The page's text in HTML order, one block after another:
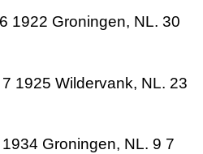
1922 Groningen, NL. 30
1925 Wildervank, NL. 23
Groningen, NL. 9 7